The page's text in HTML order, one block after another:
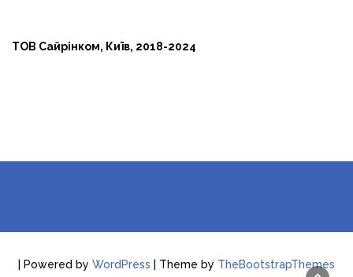
ТОВ Сайрінком, Київ, 2018-2024
| Powered by WordPress | Theme by TheBootstrapThemes